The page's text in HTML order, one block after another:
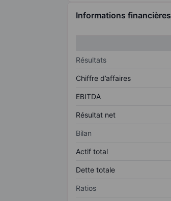
Informations financières
Résultats
Chiffre d’affaires
EBITDA
Résultat net
Bilan
Actif total
Dette totale
Ratios